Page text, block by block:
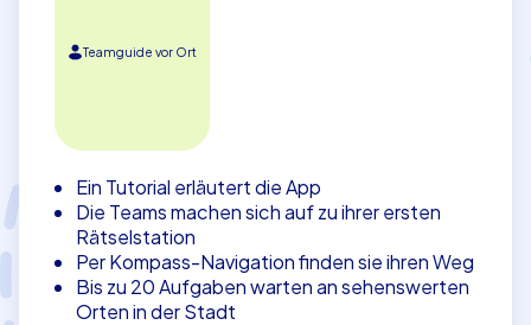
Teamguide vor Ort
Ein Tutorial erläutert die App
Die Teams machen sich auf zu ihrer ersten
Rätselstation
Per Kompass-Navigation finden sie ihren Weg
Bis zu 20 Aufgaben warten an sehenswerten
Orten in der Stadt